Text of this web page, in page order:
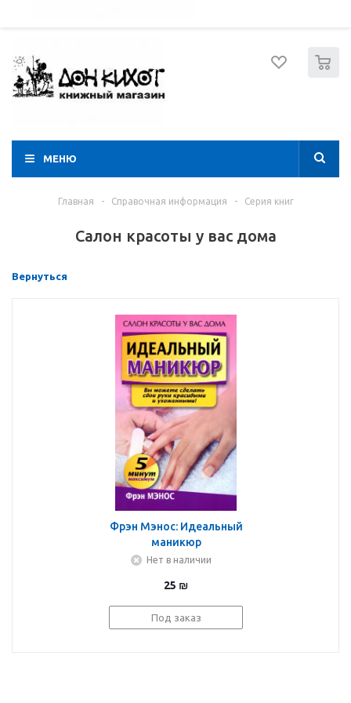
МЕНЮ
Главная - Справочная информация - Серия книг
Салон красоты у вас дома
Вернуться
Фрэн Мэнос: Идеальный
маникюр
Нет в наличии
25 ₪
Под заказ